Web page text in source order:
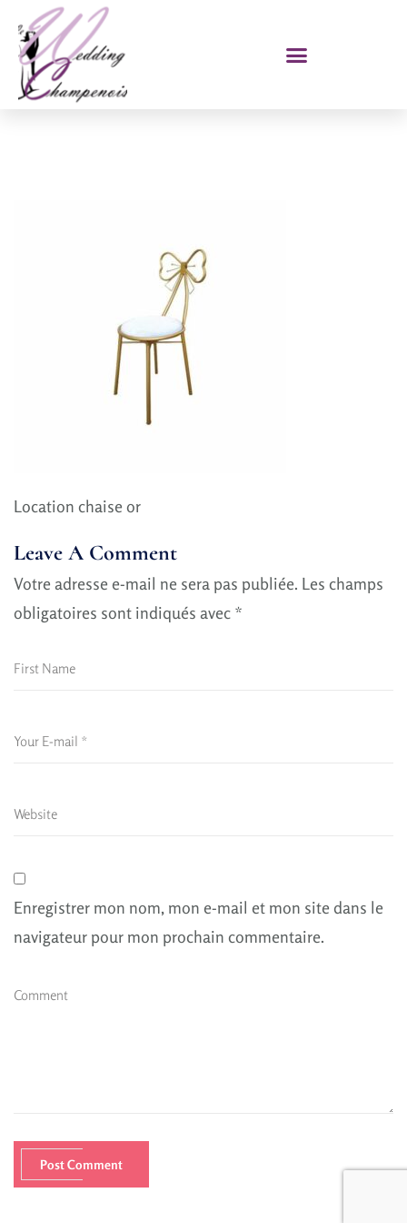
Location chaise or
Leave A Comment
Votre adresse e-mail ne sera pas publiée. Les champs
obligatoires sont indiqués avec *
Enregistrer mon nom, mon e-mail et mon site dans le
navigateur pour mon prochain commentaire.
Post Comment